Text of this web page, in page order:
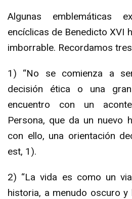
Algunas emblemáticas
encíclicas de Benedicto XVI
imborrable. Recordamos
1) “No se comienza a
decisión ética o una
encuentro con un
Persona, que da un nuevo
con ello, una orientación
est, 1).
2) “La vida es como un
historia, a menudo oscuro